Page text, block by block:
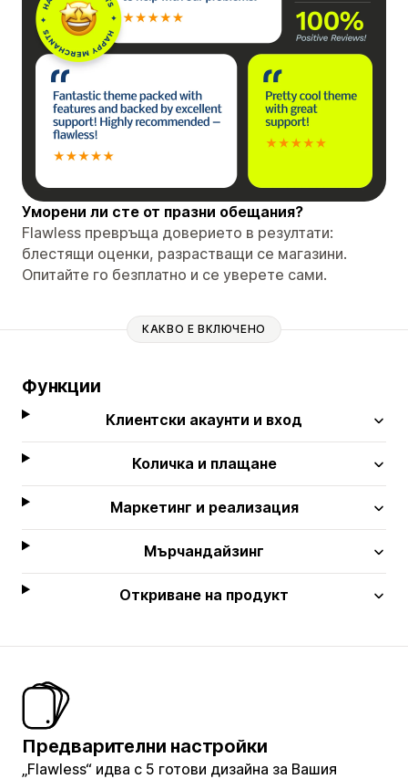
Уморени ли сте от празни обещания?
Flawless превръща доверието в резултати:
блестящи оценки, разрастващи се магазини.
Опитайте го безплатно и се уверете сами.
КАКВО Е ВКЛЮЧЕНО
Функции
Клиентски акаунти и вход
Количка и плащане
Маркетинг и реализация
Мърчандайзинг
Откриване на продукт
Предварителни настройки
„Flawless“ идва с 5 готови дизайна за Вашия